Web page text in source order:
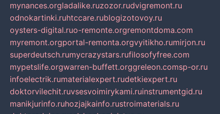
mynances.orgladalike.ruzozor.rudvigremont.ru
odnokartinki.ruhtccare.rublogizotovoy.ru
oysters-digital.ruo-remonte.orgremontdoma.com
myremont.orgportal-remonta.orgvyitikho.rumirjon.ru
superdeutsch.rumycrazystars.rufilosofyfree.com
mypetslife.orgwarren-buffett.orggreleon.comsp-or.ru
infoelectrik.rumaterialexpert.rudetkiexpert.ru
doktorvilechit.ruvsesvoimirykami.ruinstrumentgid.ru
manikjurinfo.ruhozjajkainfo.rustroimaterials.ru